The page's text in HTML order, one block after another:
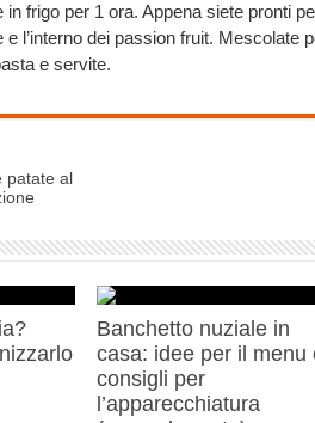
frigo per 1 ora. Appena siete pronti
l’interno dei passion fruit. Mescolate
e servite.
patate al
Banchetto nuziale in
casa: idee per il menu
consigli per
l’apparecchiatura